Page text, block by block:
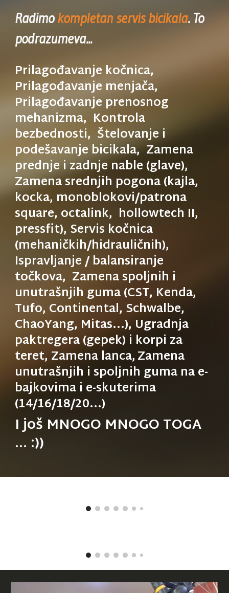
Radimokompletan servis bicikala. To
podrazumeva...
Prilagođavanje kočnica,
Prilagođavanje menjača,
Prilagođavanje prenosnog
mehanizma, Kontrola
bezbednosti, Štelovanje i
podešavanje bicikala, Zamena
prednje i zadnje nable (glave),
Zamena srednjih pogona (kajla,
kocka, monoblokovi/patrona
square, octalink, hollowtech II,
pressfit), Servis kočnica
(mehaničkih/hidrauličnih),
Ispravljanje / balansiranje
točkova, Zamena spoljnih i
unutrašnjih guma (CST, Kenda,
Tufo, Continental, Schwalbe,
ChaoYang, Mitas...), Ugradnja
paktregera (gepek) i korpi za
teret, Zamena lanca,Zamena
unutrašnjih i spoljnih guma na e-
bajkovima i e-skuterima
(14/16/18/20...)
I još MNOGO MNOGO TOGA
... :))